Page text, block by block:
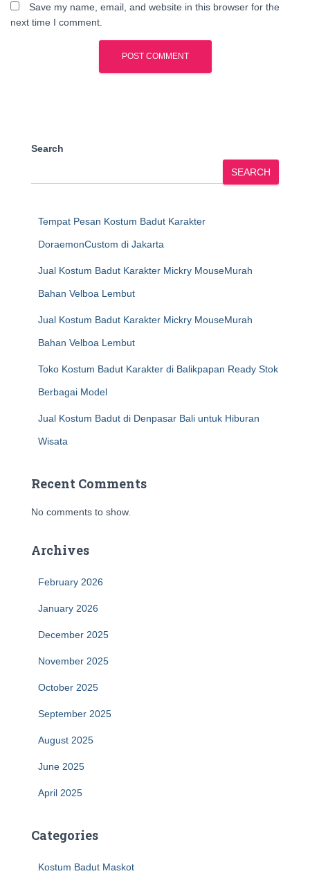
Save my name, email, and website in this browser for the
next time I comment.
Search
SEARCH
Tempat Pesan Kostum Badut Karakter
DoraemonCustom di Jakarta
Jual Kostum Badut Karakter Mickry MouseMurah
Bahan Velboa Lembut
Jual Kostum Badut Karakter Mickry MouseMurah
Bahan Velboa Lembut
Toko Kostum Badut Karakter di Balikpapan Ready Stok
Berbagai Model
Jual Kostum Badut di Denpasar Bali untuk Hiburan
Wisata
Recent Comments
No comments to show.
Archives
February 2026
January 2026
December 2025
November 2025
October 2025
September 2025
August 2025
June 2025
April 2025
Categories
Kostum Badut Maskot